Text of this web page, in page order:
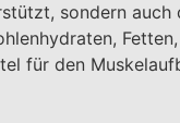
sondern auch
für den